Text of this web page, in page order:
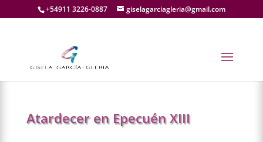
+54911 3226-0887 giselagarciagleria@gmail.com
← ANTERIOR
Atardecer en Epecuén XIII